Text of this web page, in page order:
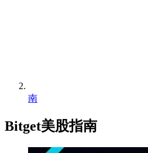
南
Bitget美股指南